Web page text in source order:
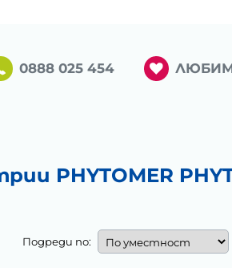
0888 025 454
PHYTOMER
Подреди по: